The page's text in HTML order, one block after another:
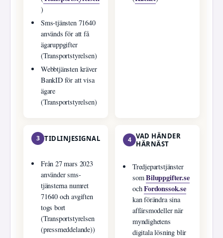
)
Sms-tjänsten 71640
används för att få
ägaruppgifter
(Transportstyrelsen)
Webbtjänsten kräver
BankID för att visa
ägare
(Transportstyrelsen)
3 TIDLINJESIGNAL
Från 27 mars 2023
använder sms-
tjänsterna numret
71640 och avgiften
togs bort
(Transportstyrelsen
(pressmeddelande))
4 VAD HÄNDER
HÄRNÄST
Tredjepartstjänster
somBiluppgifter.se
ochFordonssok.se
kan förändra sina
affärsmodeller när
myndighetens
digitala lösning blir